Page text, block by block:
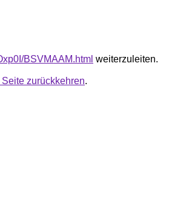
BSVMAAM.html weiterzuleiten.
zurückkehren.